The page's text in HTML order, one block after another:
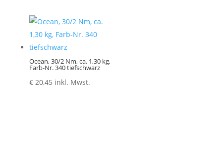
Ocean, 30/2 Nm, ca. 1,30 kg,
Farb-Nr. 340 tiefschwarz
€20,45 inkl. Mwst.